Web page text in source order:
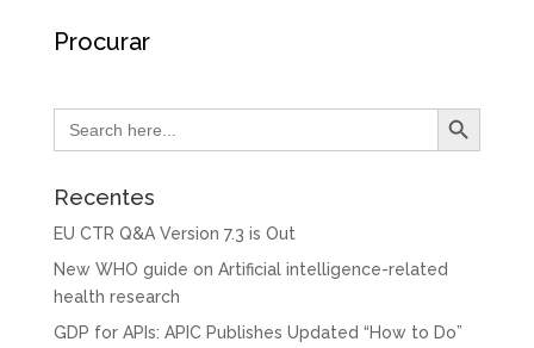
Procurar
Search
for:
Search Button
Recentes
EU CTR Q&A Version 7.3 is Out
New WHO guide on Artificial intelligence-related
health research
GDP for APIs: APIC Publishes Updated “How to Do”